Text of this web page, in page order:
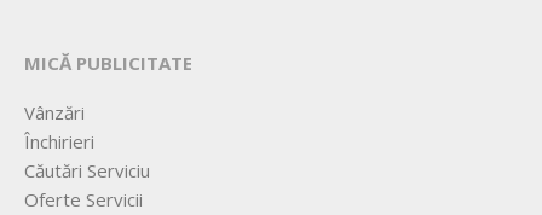
MICĂ PUBLICITATE
Vânzări
Închirieri
Căutări Serviciu
Oferte Servicii